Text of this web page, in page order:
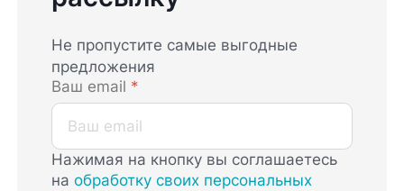
Не пропустите самые выгодные
предложения
Ваш email *
Нажимая на кнопку вы соглашаетесь
наобработку своих персональных